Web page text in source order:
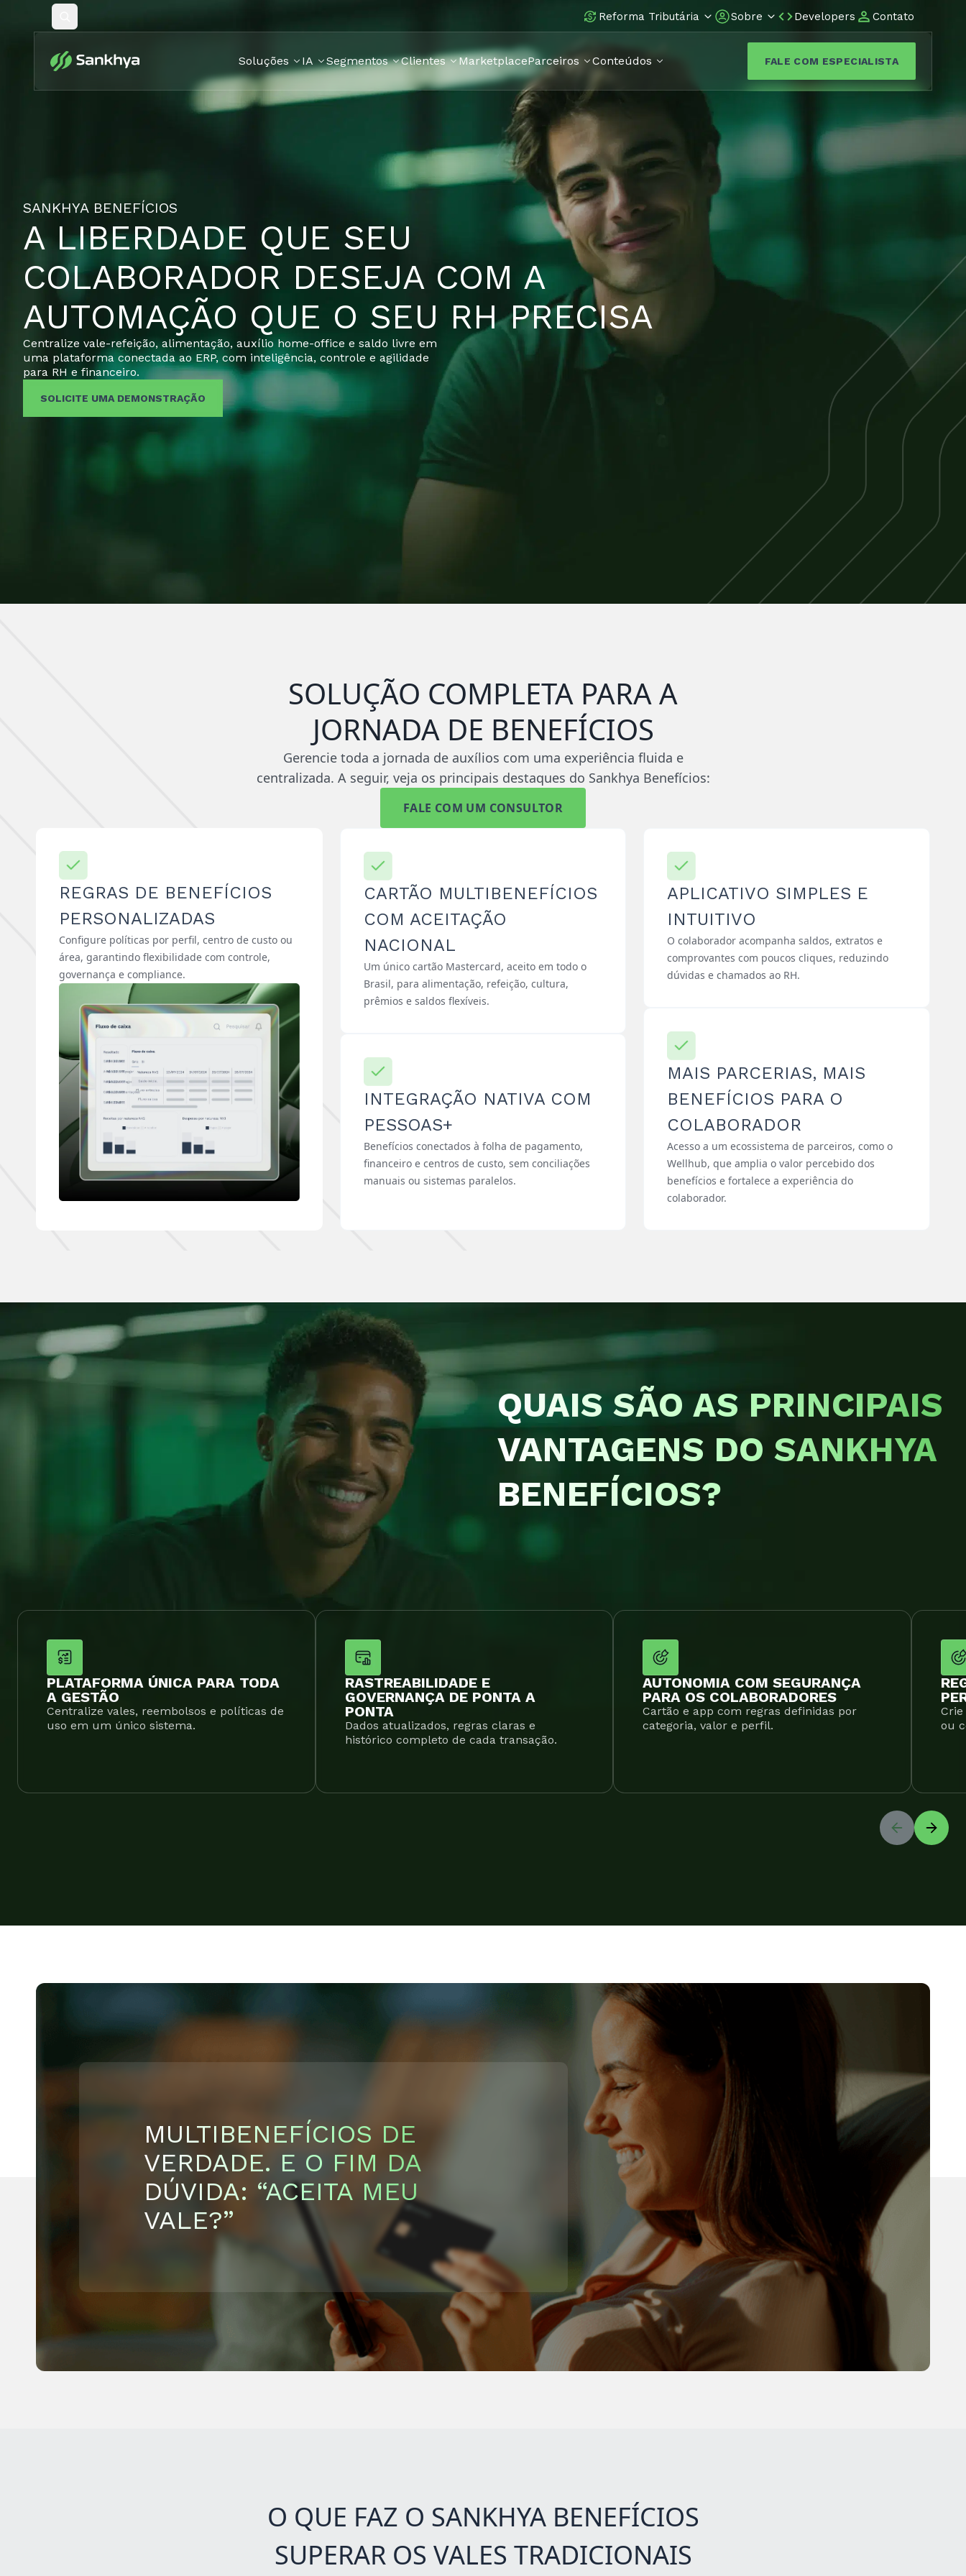
Reforma Tributária Sobre Developers Contato
Soluções IA Segmentos Clientes MarketplaceParceiros Conteúdos FALE COM ESPECIALISTA
SANKHYA BENEFÍCIOS
A LIBERDADE QUE SEU
COLABORADOR DESEJA COM A
AUTOMAÇÃO QUE O SEU RH PRECISA
Centralize vale-refeição, alimentação, auxílio home-office e saldo livre em
uma plataforma conectada ao ERP, com inteligência, controle e agilidade
para RH e financeiro.
SOLICITE UMA DEMONSTRAÇÃO
SOLUÇÃO COMPLETA PARA A
JORNADA DE BENEFÍCIOS
Gerencie toda a jornada de auxílios com uma experiência fluida e
centralizada. A seguir, veja os principais destaques do Sankhya Benefícios:
FALE COM UM CONSULTOR
REGRAS DE BENEFÍCIOS
PERSONALIZADAS
Configure políticas por perfil, centro de custo ou
área, garantindo flexibilidade com controle,
governança e compliance.
CARTÃO MULTIBENEFÍCIOS
COM ACEITAÇÃO
NACIONAL
Um único cartão Mastercard, aceito em todo o
Brasil, para alimentação, refeição, cultura,
prêmios e saldos flexíveis.
INTEGRAÇÃO NATIVA COM
PESSOAS+
Benefícios conectados à folha de pagamento,
financeiro e centros de custo, sem conciliações
manuais ou sistemas paralelos.
APLICATIVO SIMPLES E
INTUITIVO
O colaborador acompanha saldos, extratos e
comprovantes com poucos cliques, reduzindo
dúvidas e chamados ao RH.
MAIS PARCERIAS, MAIS
BENEFÍCIOS PARA O
COLABORADOR
Acesso a um ecossistema de parceiros, como o
Wellhub, que amplia o valor percebido dos
benefícios e fortalece a experiência do
colaborador.
QUAIS SÃO AS PRINCIPAIS
VANTAGENS DO SANKHYA
BENEFÍCIOS?
PLATAFORMA ÚNICA PARA TODA
A GESTÃO
Centralize vales, reembolsos e políticas de
uso em um único sistema.
RASTREABILIDADE E
GOVERNANÇA DE PONTA A
PONTA
Dados atualizados, regras claras e
histórico completo de cada transação.
AUTONOMIA COM SEGURANÇA
PARA OS COLABORADORES
Cartão e app com regras definidas por
categoria, valor e perfil.
ou
MULTIBENEFÍCIOS DE
VERDADE. E O FIM DA
DÚVIDA: “ACEITA MEU
VALE?”
O QUE FAZ O SANKHYA BENEFÍCIOS
SUPERAR OS VALES TRADICIONAIS